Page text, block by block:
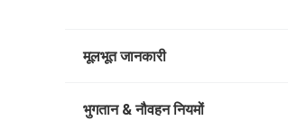
मूलभूत जानकारी
भुगतान & नौवहन नियमों